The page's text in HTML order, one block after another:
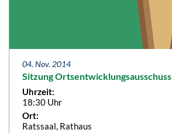
04. Nov. 2014
Sitzung Ortsentwicklungsausschuss
Uhrzeit:
18:30 Uhr
Ort:
Ratssaal, Rathaus